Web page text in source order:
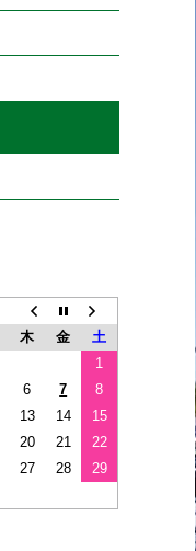
木 金
土
1
6 7
8
13 14
15
20 21
22
27 28
29